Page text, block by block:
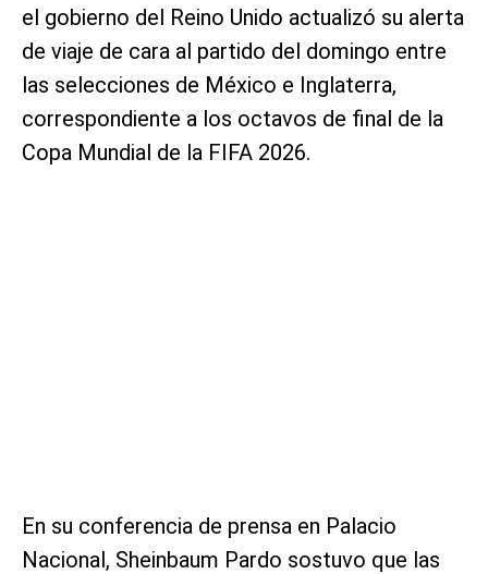
el gobierno del Reino Unido actualizó su alerta
de viaje de cara al partido del domingo entre
las selecciones de México e Inglaterra,
correspondiente a los octavos de final de la
Copa Mundial de la FIFA 2026.
En su conferencia de prensa en Palacio
Nacional, Sheinbaum Pardo sostuvo que las